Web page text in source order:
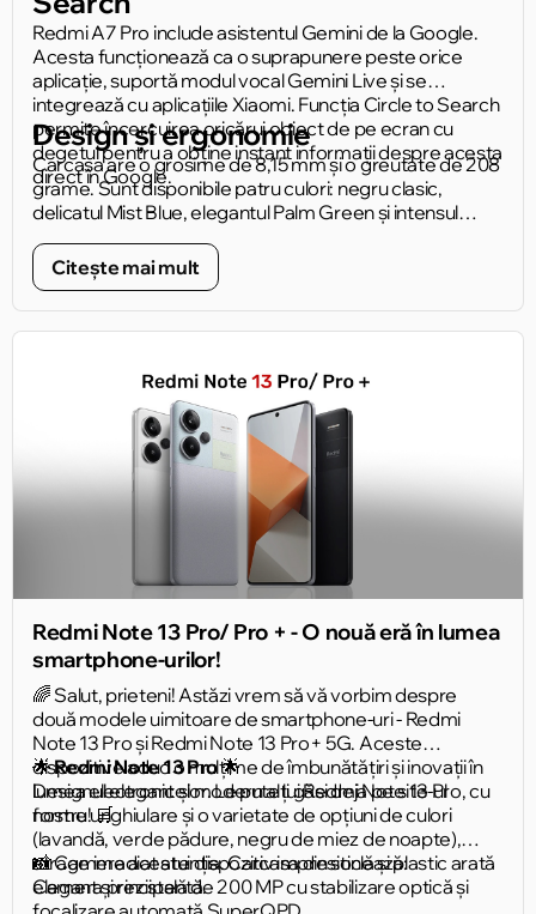
Redmi A7 Pro include asistentul Gemini de la Google.
Acesta funcționează ca o suprapunere peste orice
aplicație, suportă modul vocal Gemini Live și se
integrează cu aplicațiile Xiaomi. Funcția Circle to Search
permite încercuirea oricărui obiect de pe ecran cu
degetul pentru a obține instant informații despre acesta
direct în Google.
Design și ergonomie
Carcasa are o grosime de 8,15 mm și o greutate de 208
grame. Sunt disponibile patru culori: negru clasic,
delicatul Mist Blue, elegantul Palm Green și intensul
reprezintă un detaliu discret, dar ușor recognoscibil al
panoului posterior.
Citește mai mult
Redmi Note 13 Pro/ Pro + - O nouă eră în lumea
smartphone-urilor!
🌈 Salut, prieteni! Astăzi vrem să vă vorbim despre
două modele uimitoare de smartphone-uri - Redmi
Note 13 Pro și Redmi Note 13 Pro+ 5G. Aceste
dispozitive aduc o mulțime de îmbunătățiri și inovații în
lumea electronicelor. Le puteți găsi deja pe site-ul
nostru! 🛒
🌟Redmi Note 13 Pro🌟
Designul elegant și modern al lui Redmi Note 13 Pro, cu
forme unghiulare și o varietate de opțiuni de culori
(lavandă, verde pădure, negru de miez de noapte),
atrage imediat atenția. Carcasa din sticlă și plastic arată
elegant și rezistentă.
📸 Camera acestui dispozitiv impresionează:
Camera principală de 200 MP cu stabilizare optică și